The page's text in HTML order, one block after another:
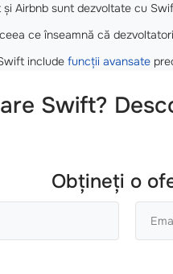
Airbnb sunt dezvoltate cu
ce înseamnă că
include funcții avansate
Swift?
Obțineți o